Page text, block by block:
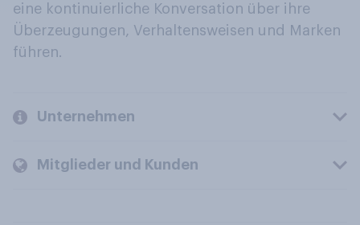
eine kontinuierliche Konversation über ihre
Überzeugungen, Verhaltensweisen und Marken
führen.
Unternehmen
Mitglieder und Kunden